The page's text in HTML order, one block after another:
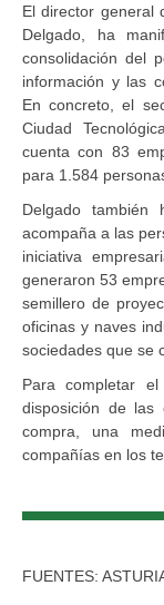
El director general
Delgado, ha
consolidación del
información y las
En concreto, el
Ciudad
cuenta con 83
para 1.584
Delgado
acompaña a las
iniciativa
generaron 53
semillero de
oficinas y naves
sociedades que se
Para completar
disposición de las
compra, una
compañías en los
FUENTES: